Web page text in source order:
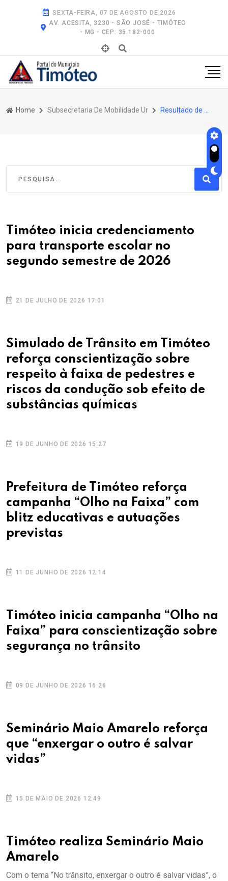
SEXTA-FEIRA, 07 DE AGOSTO DE 2026
AV. ACESITA, 3230 - SÃO JOSÉ - TIMÓTEO
- MG - CEP: 35.182-000
Home Subsecretaria De Mobilidade Ur
Timóteo inicia credenciamento
para transporte escolar no
segundo semestre de 2026
21 DE JULHO DE 2026 17:01
Simulado de Trânsito em Timóteo
reforça conscientização sobre
respeito à faixa de pedestres e
riscos da condução sob efeito de
substâncias químicas
19 DE JUNHO DE 2026 15:27
Prefeitura de Timóteo reforça
campanha “Olho na Faixa” com
blitz educativas e autuações
previstas
11 DE JUNHO DE 2026 12:14
Timóteo inicia campanha “Olho na
Faixa” para conscientização sobre
segurança no trânsito
09 DE JUNHO DE 2026 16:26
Seminário Maio Amarelo reforça
que “enxergar o outro é salvar
vidas”
15 DE MAIO DE 2026 12:49
Timóteo realiza Seminário Maio
Amarelo
Com o tema “No trânsito, enxergar o outro é salvar vidas”, o